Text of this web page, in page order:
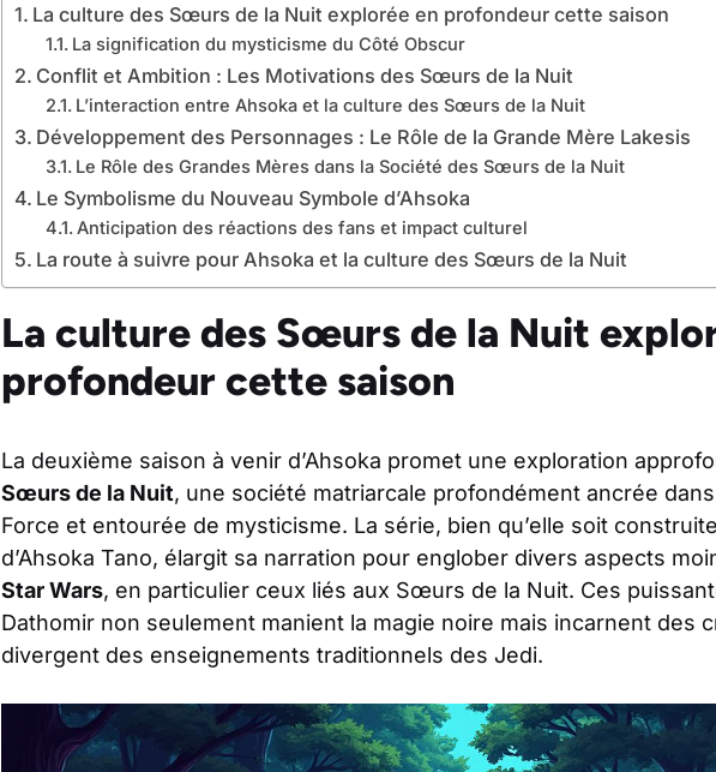
La culture des Sœurs de la Nuit explorée en profondeur cette saison
La signification du mysticisme du Côté Obscur
Conflit et Ambition : Les Motivations des Sœurs de la Nuit
L’interaction entre Ahsoka et la culture des Sœurs de la Nuit
Développement des Personnages : Le Rôle de la Grande Mère Lakesis
Le Rôle des Grandes Mères dans la Société des Sœurs de la Nuit
Le Symbolisme du Nouveau Symbole d’Ahsoka
Anticipation des réactions des fans et impact culturel
La route à suivre pour Ahsoka et la culture des Sœurs de la Nuit
La culture des Sœurs de la Nuit
profondeur cette saison
La deuxième saison à venir d’Ahsoka promet une exploration
Sœurs de la Nuit, une société matriarcale profondément ancrée
Force et entourée de mysticisme. La série, bien qu’elle soit
d’Ahsoka Tano, élargit sa narration pour englober divers aspects
Star Wars, en particulier ceux liés aux Sœurs de la Nuit. Ces
Dathomir non seulement manient la magie noire mais incarnent des
divergent des enseignements traditionnels des Jedi.